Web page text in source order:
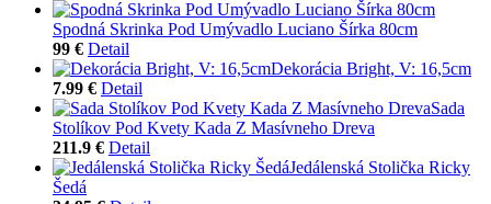
Spodná Skrinka Pod Umývadlo Luciano Šírka 80cm
99 € Detail
Dekorácia Bright, V: 16,5cm
7.99 € Detail
Sada
Stolíkov Pod Kvety Kada Z Masívneho Dreva
211.9 € Detail
Jedálenská Stolička Ricky
Šedá